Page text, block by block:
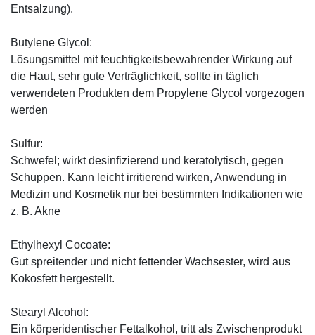
Entsalzung).
Butylene Glycol:
Lösungsmittel mit feuchtigkeitsbewahrender Wirkung auf
die Haut, sehr gute Verträglichkeit, sollte in täglich
verwendeten Produkten dem Propylene Glycol vorgezogen
werden
Sulfur:
Schwefel; wirkt desinfizierend und keratolytisch, gegen
Schuppen. Kann leicht irritierend wirken, Anwendung in
Medizin und Kosmetik nur bei bestimmten Indikationen wie
z. B. Akne
Ethylhexyl Cocoate:
Gut spreitender und nicht fettender Wachsester, wird aus
Kokosfett hergestellt.
Stearyl Alcohol:
Ein körperidentischer Fettalkohol, tritt als Zwischenprodukt